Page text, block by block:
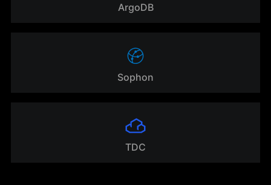
ArgoDB
Sophon
TDC